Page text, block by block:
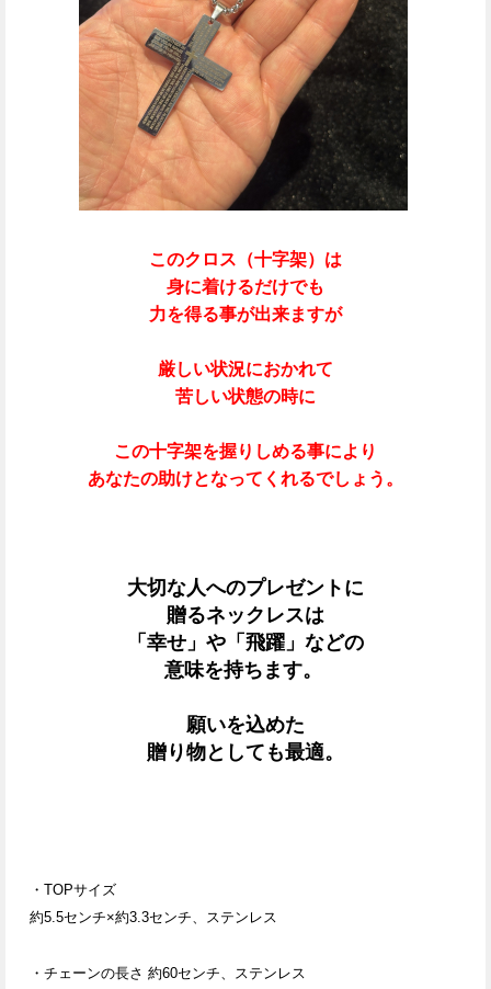
このクロス（十字架）は
身に着けるだけでも
力を得る事が出来ますが
厳しい状況におかれて
苦しい状態の時に
この十字架を握りしめる事により
あなたの助けとなってくれるでしょう。
大切な人へのプレゼントに
贈るネックレスは
「幸せ」や「飛躍」などの
意味を持ちます。
願いを込めた
贈り物としても最適。
・TOPサイズ
約5.5センチ×約3.3センチ、
ステンレス
・チェーンの長さ 約60センチ、 ステンレス